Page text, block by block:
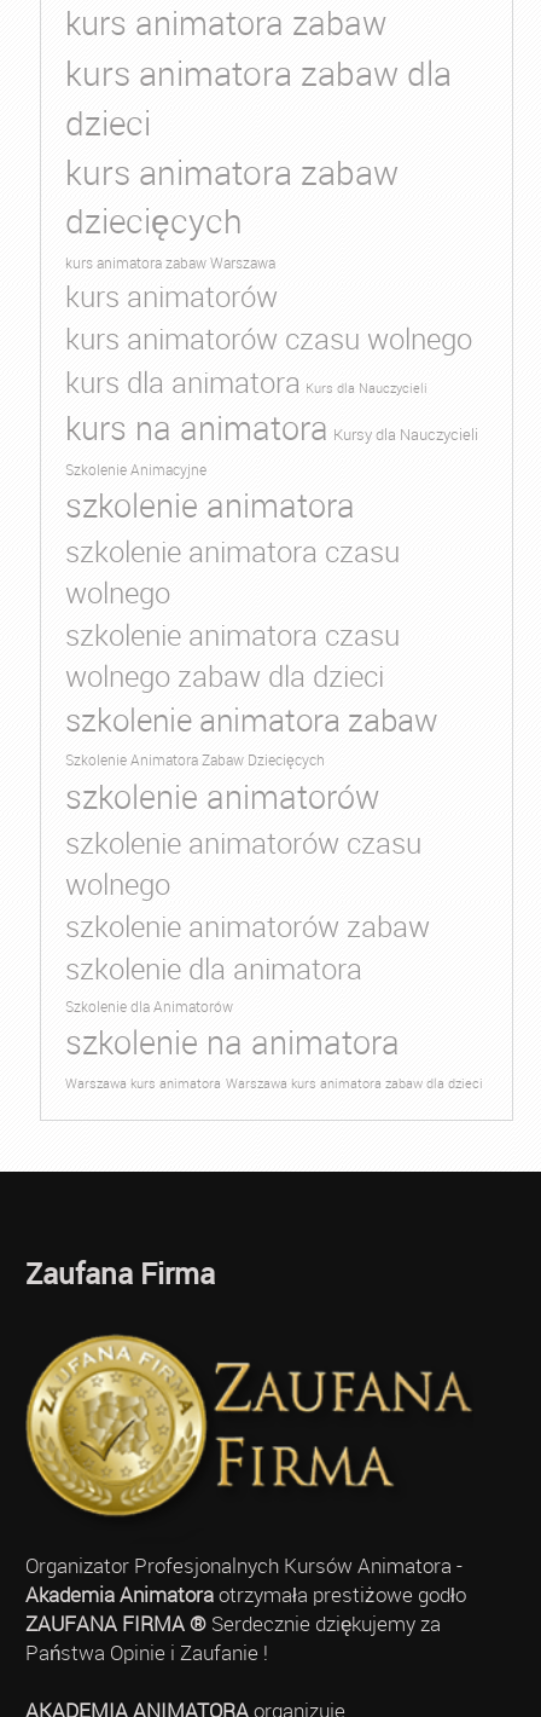
kurs animatora zabaw
kurs animatora zabaw dla
dzieci
kurs animatora zabaw
dziecięcych
kurs animatora zabaw Warszawa
kurs animatorów
kurs animatorów czasu wolnego
kurs dla animatora Kurs dla Nauczycieli
kurs na animatora Kursy dla Nauczycieli
Szkolenie Animacyjne
szkolenie animatora
szkolenie animatora czasu
wolnego
szkolenie animatora czasu
wolnego zabaw dla dzieci
szkolenie animatora zabaw
Szkolenie Animatora Zabaw Dziecięcych
szkolenie animatorów
szkolenie animatorów czasu
wolnego
szkolenie animatorów zabaw
szkolenie dla animatora
Szkolenie dla Animatorów
szkolenie na animatora
Warszawa kurs animatora Warszawa kurs animatora zabaw dla dzieci
Zaufana Firma
Organizator Profesjonalnych Kursów Animatora -
Akademia Animatoraotrzymała prestiżowe godło
ZAUFANA FIRMA ®Serdecznie dziękujemy za
Państwa Opinie i Zaufanie !
AKADEMIA ANIMATORAorganizuje